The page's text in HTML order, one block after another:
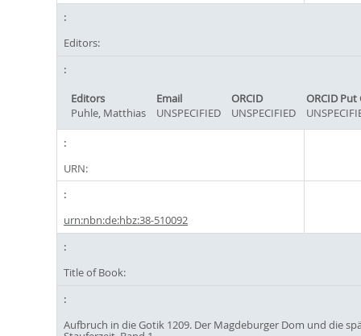
Editors:
Editors Email ORCID
ORCID Put
Puhle, Matthias
UNSPECIFIED UNSPECIFIED
URN:
urn:nbn:de:hbz:38-510092
Title of Book:
Aufbruch in die Gotik 1209. Der Magdeburger Dom und die